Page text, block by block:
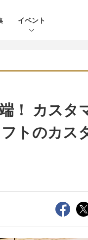
イベント
！ カスタ
トのカス